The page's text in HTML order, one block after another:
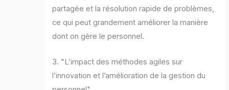
partagée et la résolution rapide de problèmes,
ce qui peut grandement améliorer la manière
dont on gère le personnel.
3. "L’impact des méthodes agiles sur
l’innovation et l’amélioration de la gestion du